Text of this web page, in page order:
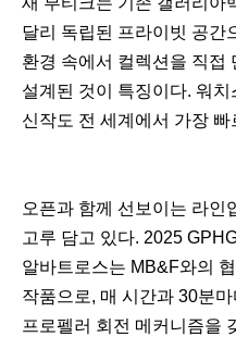
달리 독립된 프라이빗 공간
환경 속에서 컬렉션을 직접
설계된 것이 특징이다. 워
신작도 전 세계에서 가장
오픈과 함께 선보이는 라인
고루 담고 있다. 2025
알바트로스는 MB&F와의
작품으로, 매 시간과 30분
프로펠러 회전 메커니즘을